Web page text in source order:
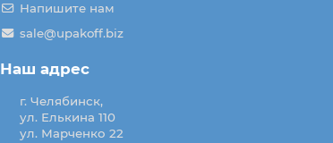
Напишите нам
sale@upakoff.biz
Наш адрес
г. Челябинск,
ул. Елькина 110
ул. Марченко 22